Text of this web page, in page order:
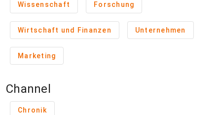
Wissenschaft Forschung
Wirtschaft und Finanzen Unternehmen
Marketing
Channel
Chronik